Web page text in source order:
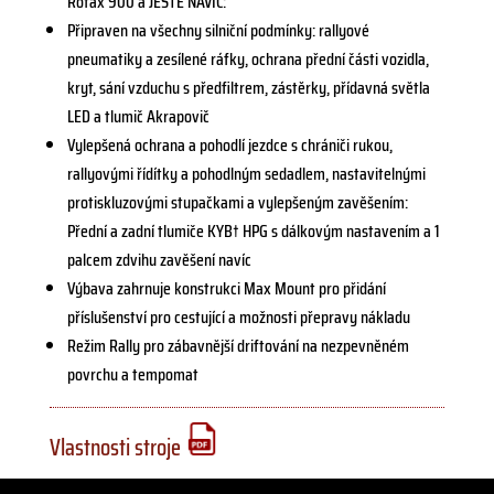
Připraven na všechny silniční podmínky: rallyové
pneumatiky a zesílené ráfky, ochrana přední části vozidla,
kryt, sání vzduchu s předfiltrem, zástěrky, přídavná světla
LED a tlumič Akrapovič
Vylepšená ochrana a pohodlí jezdce s chrániči rukou,
rallyovými řídítky a pohodlným sedadlem, nastavitelnými
protiskluzovými stupačkami a vylepšeným zavěšením:
Přední a zadní tlumiče KYB† HPG s dálkovým nastavením a 1
palcem zdvihu zavěšení navíc
Výbava zahrnuje konstrukci Max Mount pro přidání
příslušenství pro cestující a možnosti přepravy nákladu
Režim Rally pro zábavnější driftování na nezpevněném
povrchu a tempomat
Vlastnosti stroje